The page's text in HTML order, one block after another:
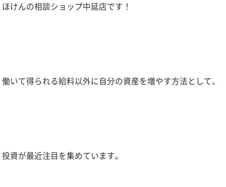
ほけんの相談ショップ中延店です！
働いて得られる給料以外に自分の資産を増やす方法として、
投資が最近注目を集めています。